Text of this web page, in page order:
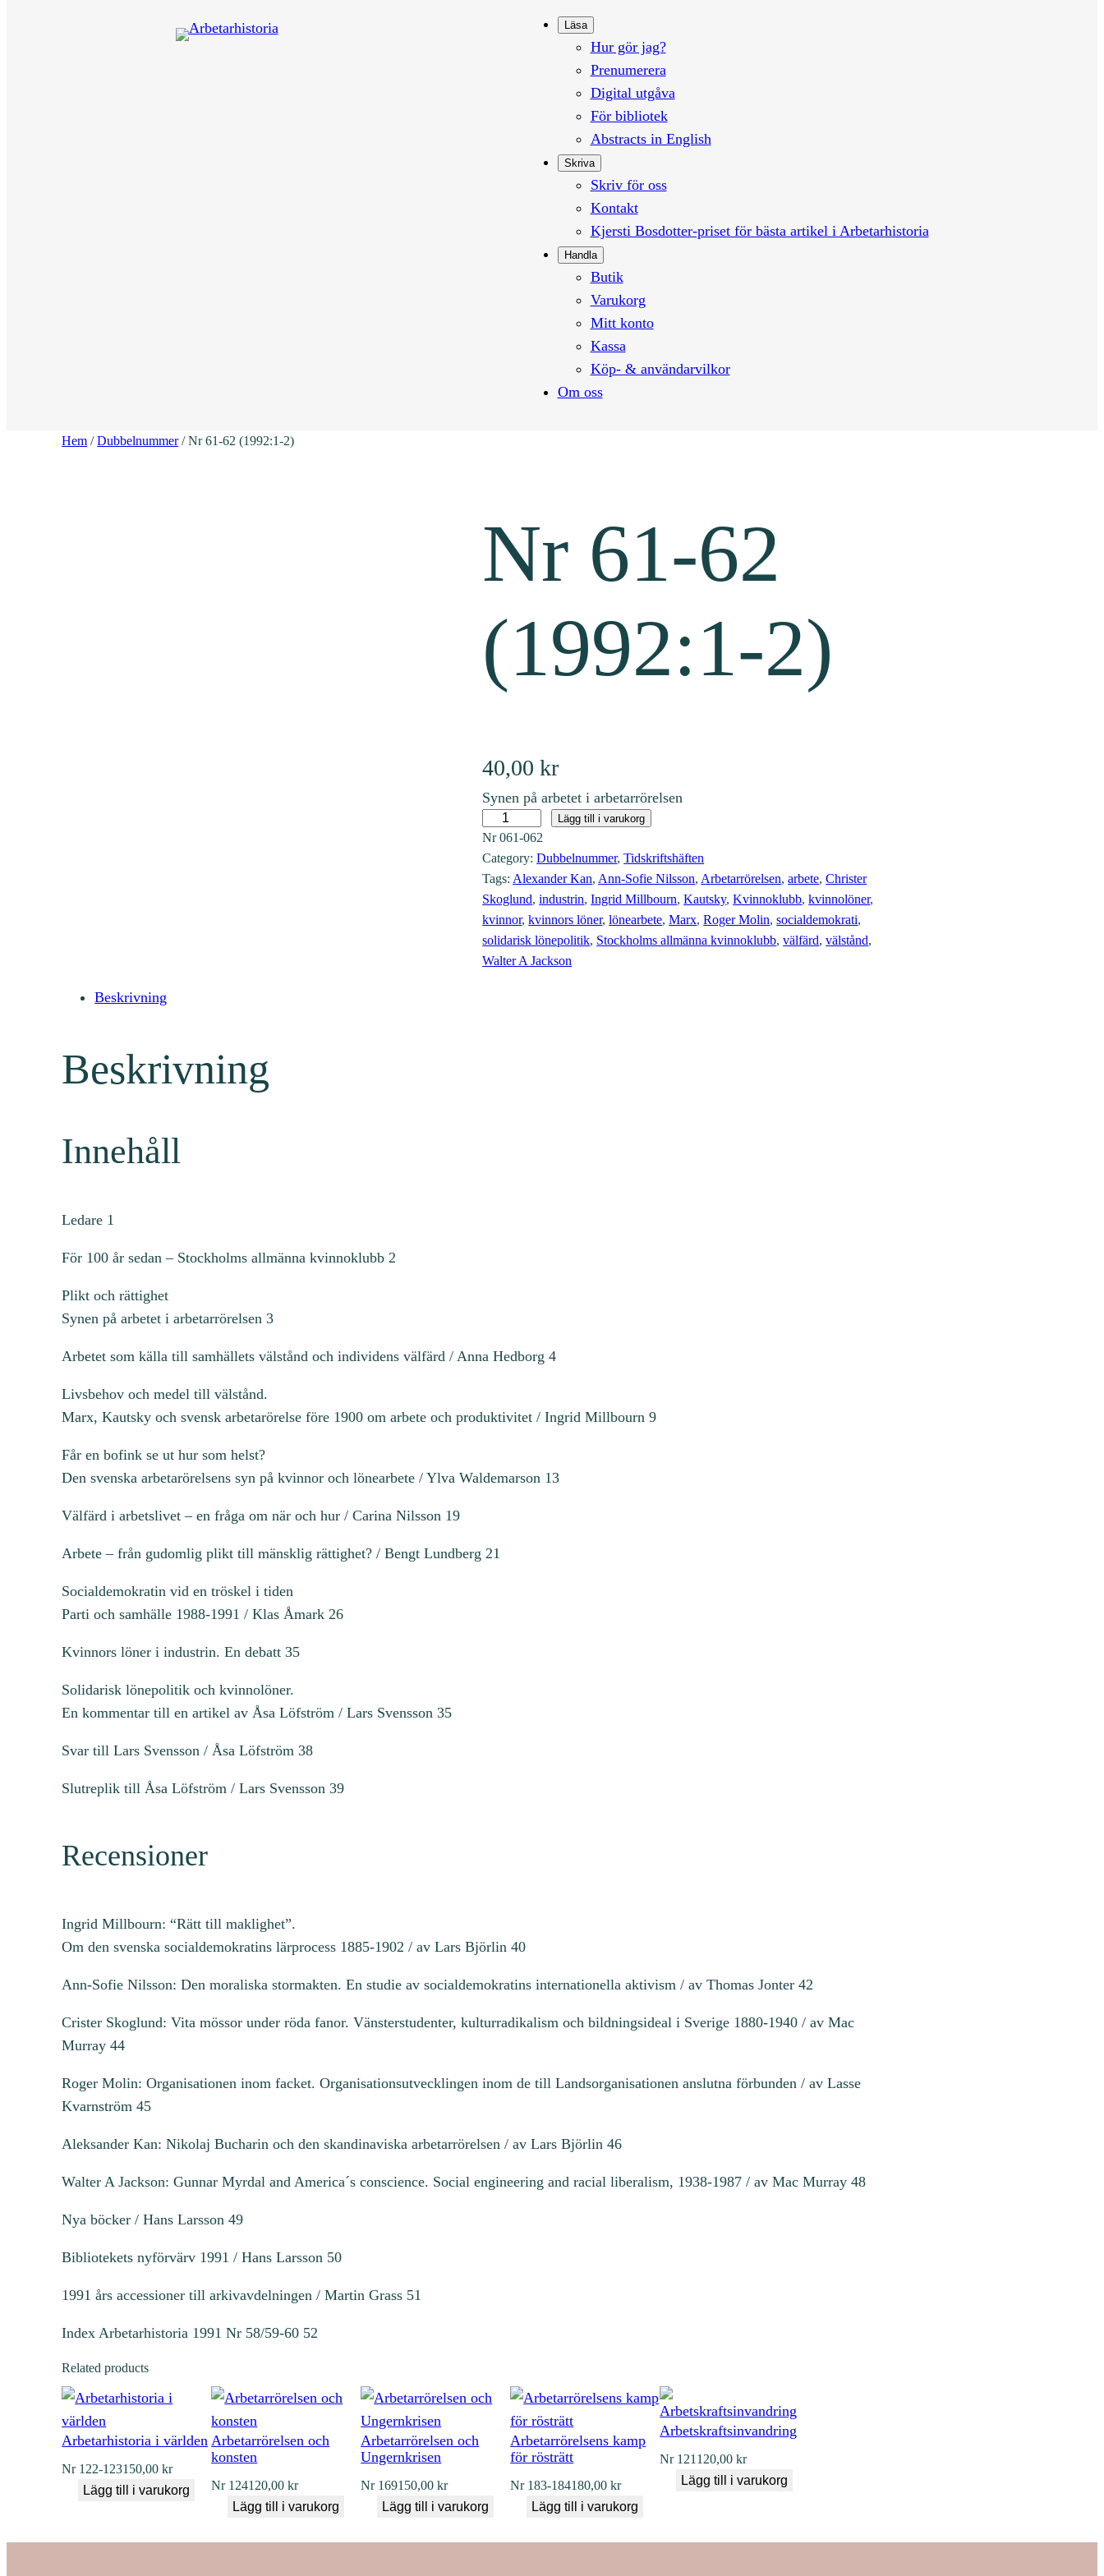
Läsa
Hur gör jag?
Prenumerera
Digital utgåva
För bibliotek
Abstracts in English
Skriva
Skriv för oss
Kontakt
Kjersti Bosdotter-priset för bästa artikel i Arbetarhistoria
Handla
Butik
Varukorg
Mitt konto
Kassa
Köp- & användarvilkor
Om oss
Hem /Dubbelnummer/ Nr 61-62 (1992:1-2)
Nr 61-62
(1992:1-2)
40,00kr
Synen på arbetet i arbetarrörelsen
r
6
-
6
2
Lägg till i varukorg
Nr 061-062
Category:Dubbelnummer, Tidskriftshäften
Tags: Alexander Kan, Ann-Sofie Nilsson, Arbetarrörelsen, arbete, Christer
Skoglund, industrin, Ingrid Millbourn, Kautsky, Kvinnoklubb, kvinnolöner
kvinnor, kvinnors löner, lönearbete, Marx, Roger Molin, socialdemokrati
solidarisk lönepolitik, Stockholms allmänna kvinnoklubb, välfärd, välstånd
Walter A Jackson
Beskrivning
Beskrivning
Innehåll
Ledare 1
För 100 år sedan – Stockholms allmänna kvinnoklubb 2
Plikt och rättighet
Synen på arbetet i arbetarrörelsen 3
Arbetet som källa till samhällets välstånd och individens välfärd / Anna Hedborg 4
Livsbehov och medel till välstånd.
Marx, Kautsky och svensk arbetarörelse före 1900 om arbete och produktivitet / Ingrid Millbourn 9
Får en bofink se ut hur som helst?
Den svenska arbetarörelsens syn på kvinnor och lönearbete / Ylva Waldemarson 13
Välfärd i arbetslivet – en fråga om när och hur / Carina Nilsson 19
Arbete – från gudomlig plikt till mänsklig rättighet? / Bengt Lundberg 21
Socialdemokratin vid en tröskel i tiden
Parti och samhälle 1988-1991 / Klas Åmark 26
Kvinnors löner i industrin. En debatt 35
Solidarisk lönepolitik och kvinnolöner.
En kommentar till en artikel av Åsa Löfström / Lars Svensson 35
Svar till Lars Svensson / Åsa Löfström 38
Slutreplik till Åsa Löfström / Lars Svensson 39
Recensioner
Ingrid Millbourn: “Rätt till maklighet”.
Om den svenska socialdemokratins lärprocess 1885-1902 / av Lars Björlin 40
Ann-Sofie Nilsson: Den moraliska stormakten. En studie av socialdemokratins internationella aktivism / av Thomas Jonter 42
Crister Skoglund: Vita mössor under röda fanor. Vänsterstudenter, kulturradikalism och bildningsideal i Sverige 1880-1940 / av Mac
Murray 44
Roger Molin: Organisationen inom facket. Organisationsutvecklingen inom de till Landsorganisationen anslutna förbunden / av Lasse
Kvarnström 45
Aleksander Kan: Nikolaj Bucharin och den skandinaviska arbetarrörelsen / av Lars Björlin 46
Walter A Jackson: Gunnar Myrdal and America´s conscience. Social engineering and racial liberalism, 1938-1987 / av Mac Murray 48
Nya böcker / Hans Larsson 49
Bibliotekets nyförvärv 1991 / Hans Larsson 50
1991 års accessioner till arkivavdelningen / Martin Grass 51
Index Arbetarhistoria 1991 Nr 58/59-60 52
Related products
Arbetarhistoria i världen
Nr 122-123150,00kr
Lägg till i varukorg
Arbetarrörelsen och
konsten
Nr 124120,00kr
Lägg till i varukorg
Arbetarrörelsen och
Ungernkrisen
Nr 169150,00kr
Lägg till i varukorg
Arbetarrörelsens kamp
för rösträtt
Nr 183-184180,00kr
Lägg till i varukorg
Arbetskraftsinvandring
Nr 121 120,00kr
Lägg till i varukorg